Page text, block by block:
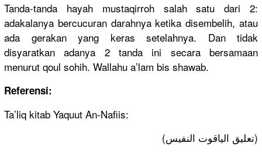
Tanda-tanda hayah mustaqirroh salah satu dari 2:
adakalanya bercucuran darahnya ketika disembelih, atau
ada gerakan yang keras setelahnya. Dan tidak
disyaratkan adanya 2 tanda ini secara bersamaan
menurut qoul sohih. Wallahu a’lam bis shawab.
Referensi:
Ta’liq kitab Yaquut An-Nafiis:
(تعليق الياقوت النفيس)